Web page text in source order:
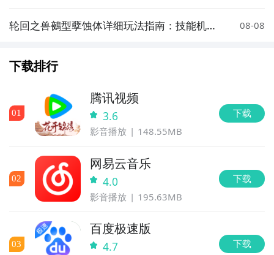
轮回之兽鵺型孽蚀体详细玩法指南：技能机
08-08
下载排行
01
腾讯视频
3.6
影音播放 148.55MB
下载
02
网易云音乐
4.0
影音播放 195.63MB
下载
03
百度极速版
4.7 下载